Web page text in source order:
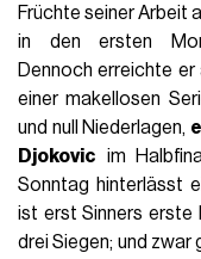
Früchte seiner Arbeit
in den ersten
Dennoch erreichte
einer makellosen
und null Niederlagen,
Djokovic im
Sonntag hinterlässt
ist erst Sinners erste
drei Siegen; und zwar